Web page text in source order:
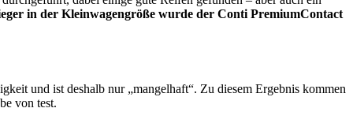
in der Kleinwagengröße wurde der Conti PremiumContact
und ist deshalb nur „mangelhaft“. Zu diesem Ergebnis kommen
von test.